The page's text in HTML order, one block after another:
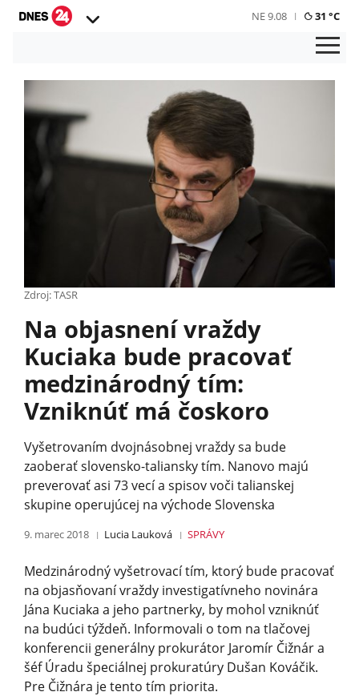
NE 9.08 31 °C
Zdroj: TASR
Na objasnení vraždy
Kuciaka bude pracovať
medzinárodný tím:
Vzniknúť má čoskoro
Vyšetrovaním dvojnásobnej vraždy sa bude
zaoberať slovensko-taliansky tím. Nanovo majú
preverovať asi 73 vecí a spisov voči talianskej
skupine operujúcej na východe Slovenska
9. marec 2018 Lucia Lauková SPRÁVY
Medzinárodný vyšetrovací tím, ktorý bude pracovať
na objasňovaní vraždy investigatívneho novinára
Jána Kuciaka a jeho partnerky, by mohol vzniknúť
na budúci týždeň. Informovali o tom na tlačovej
konferencii generálny prokurátor Jaromír Čižnár a
šéf Úradu špeciálnej prokuratúry Dušan Kováčik.
Pre Čižnára je tento tím priorita.